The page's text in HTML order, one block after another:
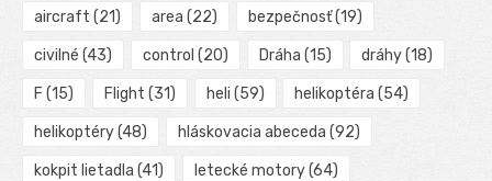
aircraft (21) area (22) bezpečnosť(19)
civilné (43) control (20) Dráha (15) dráhy(18)
F (15) Flight (31) heli (59) helikoptéra (54)
helikoptéry(48) hláskovacia abeceda (92)
kokpit lietadla (41) letecké motory(64)